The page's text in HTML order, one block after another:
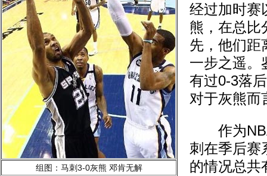
组图：马刺3-0灰熊 邓肯无解
经过加时赛
熊，在总比
先，他们距
一步之遥。
有过0-3落
对于灰熊而
作为
刺在季后赛
的情况总共